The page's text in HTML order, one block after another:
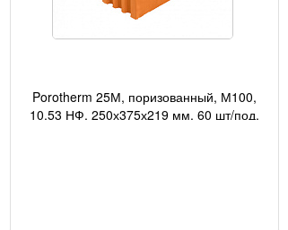
Porotherm 25М, поризованный, М100,
10,53 НФ, 250х375х219 мм, 60 шт/под,